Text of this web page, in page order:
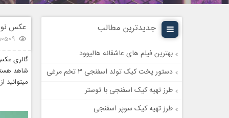
جدیدترین مطالب
بهترین فیلم های عاشقانه هالیوود
دستور پخت کیک تولد اسفنجی ۳ تخم مرغی
طرز تهیه کیک اسفنجی با توستر
طرز تهیه کیک سوپر اسفنجی
عکس
10509 بازدید
گالری
شاهد
میتوانید